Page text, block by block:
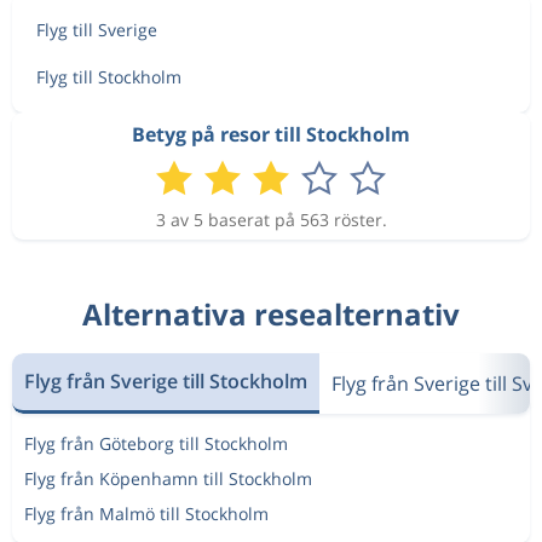
Nice Stockholm
Stockholm
1 067 kr
Aug 24 Nice Stockholm
Sep 3 Stockholm Nice
Flyg till Sverige
Flyg till Stockholm
Betyg på resor till Stockholm
3 av 5 baserat på 563 röster.
Alternativa resealternativ
Flyg från Sverige till Stockholm Flyg från Sverige till
Flyg från Göteborg till Stockholm
Flyg från Köpenhamn till Stockholm
Flyg från Malmö till Stockholm